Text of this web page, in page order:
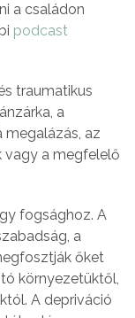
a családon
podcast
traumatikus
a
megalázás, az
vagy a megfelelő
fogsághoz. A
a
őket
környezetüktől,
A depriváció